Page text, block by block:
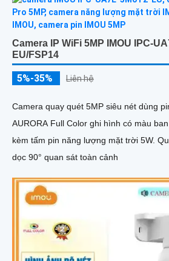
Camera IP WiFi 5MP IMOU IPC-
EU/FSP14
5%-35% Liên hệ
Camera quay quét 5MP siêu nét dùng
AURORA Full Color ghi hình có màu
kèm tấm pin năng lượng mặt trời 5W.
dọc 90° quan sát toàn cảnh